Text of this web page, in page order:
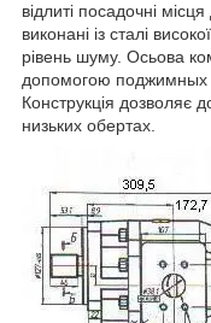
відлиті посадочні
виконані із сталі
рівень шуму. Осьова
допомогою поджимных
Конструкція дозволяє
низьких обертах.